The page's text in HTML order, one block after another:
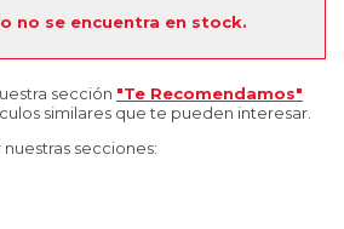
no se encuentra en stock.
sección "Te Recomendamos"
similares que te pueden interesar.
secciones: